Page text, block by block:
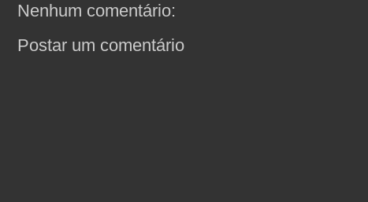
Nenhum comentário:
Postar um comentário